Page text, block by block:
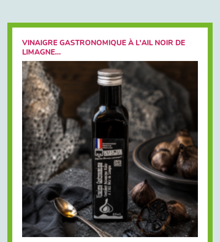
VINAIGRE GASTRONOMIQUE À L'AIL NOIR DE
LIMAGNE...